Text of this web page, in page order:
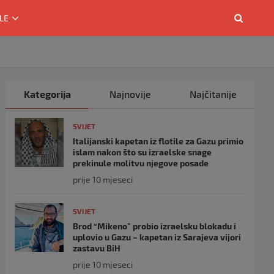
Kategorija Najnovije Najčitanije
SVIJET
Italijanski kapetan iz flotile za Gazu primio
islam nakon što su izraelske snage
prekinule molitvu njegove posade
prije 10 mjeseci
SVIJET
Brod “Mikeno” probio izraelsku blokadu i
uplovio u Gazu – kapetan iz Sarajeva vijori
zastavu BiH
prije 10 mjeseci